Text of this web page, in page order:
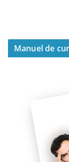
Manuel de